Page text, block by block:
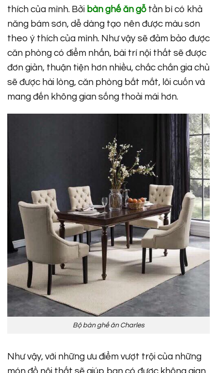
thích của mình. Bởi bàn ghế ăn gỗ tần bì có khả
năng bám sơn, dễ dàng tạo nên được màu sơn
theo ý thích của mình. Như vậy sẽ đảm bảo được
căn phòng có điểm nhấn, bài trí nội thất sẽ được
đơn giản, thuận tiện hơn nhiều, chắc chắn gia chủ
sẽ được hài lòng, căn phòng bắt mắt, lôi cuốn và
mang đến không gian sống thoải mái hơn.
Bộ bàn ghế ăn Charles
Như vậy, với những ưu điểm vượt trội của những
món đồ nội thất sẽ giúp bạn có được không gian